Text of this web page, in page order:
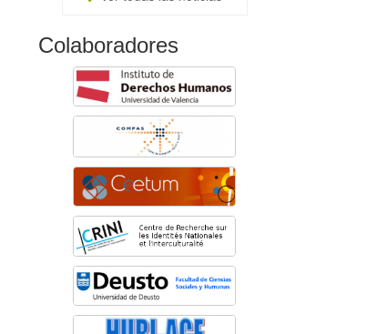
Colaboradores